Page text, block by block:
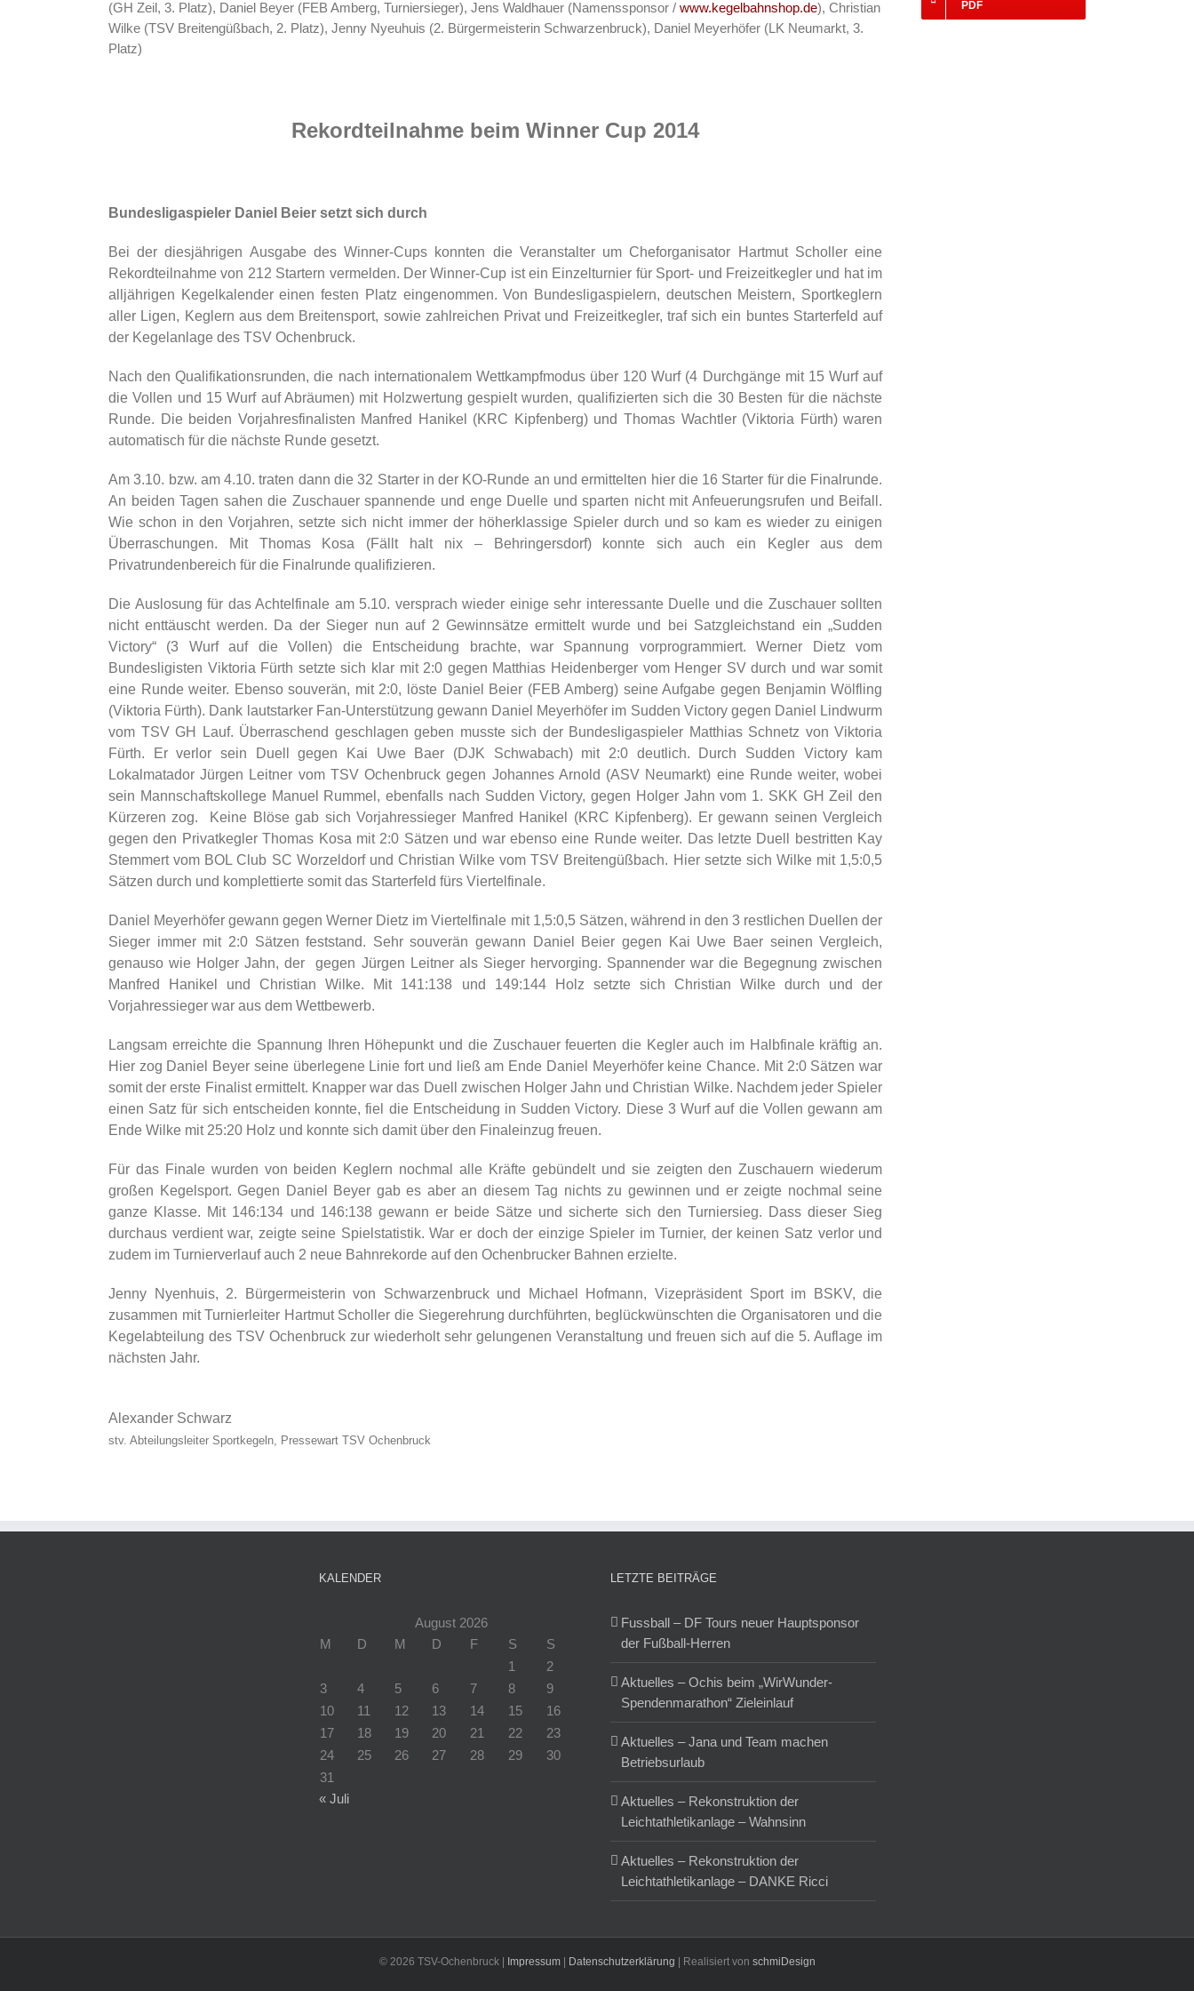
(GH Zeil, 3. Platz), Daniel Beyer (FEB Amberg, Turniersieger), Jens Waldhauer (Namenssponsor / www.kegelbahnshop.de), Christian
Wilke (TSV Breitengüßbach, 2. Platz), Jenny Nyeuhuis (2. Bürgermeisterin Schwarzenbruck), Daniel Meyerhöfer (LK Neumarkt, 3.
Platz)
Rekordteilnahme beim Winner Cup 2014
Bundesligaspieler Daniel Beier setzt sich durch
Bei der diesjährigen Ausgabe des Winner-Cups konnten die Veranstalter um Cheforganisator Hartmut Scholler eine
Rekordteilnahme von 212 Startern vermelden. Der Winner-Cup ist ein Einzelturnier für Sport- und Freizeitkegler und hat im
alljährigen Kegelkalender einen festen Platz eingenommen. Von Bundesligaspielern, deutschen Meistern, Sportkeglern
aller Ligen, Keglern aus dem Breitensport, sowie zahlreichen Privat und Freizeitkegler, traf sich ein buntes Starterfeld auf
der Kegelanlage des TSV Ochenbruck.
Nach den Qualifikationsrunden, die nach internationalem Wettkampfmodus über 120 Wurf (4 Durchgänge mit 15 Wurf auf
die Vollen und 15 Wurf auf Abräumen) mit Holzwertung gespielt wurden, qualifizierten sich die 30 Besten für die nächste
Runde. Die beiden Vorjahresfinalisten Manfred Hanikel (KRC Kipfenberg) und Thomas Wachtler (Viktoria Fürth) waren
automatisch für die nächste Runde gesetzt.
Am 3.10. bzw. am 4.10. traten dann die 32 Starter in der KO-Runde an und ermittelten hier die 16 Starter für die Finalrunde.
An beiden Tagen sahen die Zuschauer spannende und enge Duelle und sparten nicht mit Anfeuerungsrufen und Beifall.
Wie schon in den Vorjahren, setzte sich nicht immer der höherklassige Spieler durch und so kam es wieder zu einigen
Überraschungen. Mit Thomas Kosa (Fällt halt nix – Behringersdorf) konnte sich auch ein Kegler aus dem
Privatrundenbereich für die Finalrunde qualifizieren.
Die Auslosung für das Achtelfinale am 5.10. versprach wieder einige sehr interessante Duelle und die Zuschauer sollten
nicht enttäuscht werden. Da der Sieger nun auf 2 Gewinnsätze ermittelt wurde und bei Satzgleichstand ein „Sudden
Victory“ (3 Wurf auf die Vollen) die Entscheidung brachte, war Spannung vorprogrammiert. Werner Dietz vom
Bundesligisten Viktoria Fürth setzte sich klar mit 2:0 gegen Matthias Heidenberger vom Henger SV durch und war somit
eine Runde weiter. Ebenso souverän, mit 2:0, löste Daniel Beier (FEB Amberg) seine Aufgabe gegen Benjamin Wölfling
(Viktoria Fürth). Dank lautstarker Fan-Unterstützung gewann Daniel Meyerhöfer im Sudden Victory gegen Daniel Lindwurm
vom TSV GH Lauf. Überraschend geschlagen geben musste sich der Bundesligaspieler Matthias Schnetz von Viktoria
Fürth. Er verlor sein Duell gegen Kai Uwe Baer (DJK Schwabach) mit 2:0 deutlich. Durch Sudden Victory kam
Lokalmatador Jürgen Leitner vom TSV Ochenbruck gegen Johannes Arnold (ASV Neumarkt) eine Runde weiter, wobei
sein Mannschaftskollege Manuel Rummel, ebenfalls nach Sudden Victory, gegen Holger Jahn vom 1. SKK GH Zeil den
Kürzeren zog. Keine Blöse gab sich Vorjahressieger Manfred Hanikel (KRC Kipfenberg). Er gewann seinen Vergleich
gegen den Privatkegler Thomas Kosa mit 2:0 Sätzen und war ebenso eine Runde weiter. Das letzte Duell bestritten Kay
Stemmert vom BOL Club SC Worzeldorf und Christian Wilke vom TSV Breitengüßbach. Hier setzte sich Wilke mit 1,5:0,5
Sätzen durch und komplettierte somit das Starterfeld fürs Viertelfinale.
Daniel Meyerhöfer gewann gegen Werner Dietz im Viertelfinale mit 1,5:0,5 Sätzen, während in den 3 restlichen Duellen der
Sieger immer mit 2:0 Sätzen feststand. Sehr souverän gewann Daniel Beier gegen Kai Uwe Baer seinen Vergleich,
genauso wie Holger Jahn, der gegen Jürgen Leitner als Sieger hervorging. Spannender war die Begegnung zwischen
Manfred Hanikel und Christian Wilke. Mit 141:138 und 149:144 Holz setzte sich Christian Wilke durch und der
Vorjahressieger war aus dem Wettbewerb.
Langsam erreichte die Spannung Ihren Höhepunkt und die Zuschauer feuerten die Kegler auch im Halbfinale kräftig an.
Hier zog Daniel Beyer seine überlegene Linie fort und ließ am Ende Daniel Meyerhöfer keine Chance. Mit 2:0 Sätzen war
somit der erste Finalist ermittelt. Knapper war das Duell zwischen Holger Jahn und Christian Wilke. Nachdem jeder Spieler
einen Satz für sich entscheiden konnte, fiel die Entscheidung in Sudden Victory. Diese 3 Wurf auf die Vollen gewann am
Ende Wilke mit 25:20 Holz und konnte sich damit über den Finaleinzug freuen.
Für das Finale wurden von beiden Keglern nochmal alle Kräfte gebündelt und sie zeigten den Zuschauern wiederum
großen Kegelsport. Gegen Daniel Beyer gab es aber an diesem Tag nichts zu gewinnen und er zeigte nochmal seine
ganze Klasse. Mit 146:134 und 146:138 gewann er beide Sätze und sicherte sich den Turniersieg. Dass dieser Sieg
durchaus verdient war, zeigte seine Spielstatistik. War er doch der einzige Spieler im Turnier, der keinen Satz verlor und
zudem im Turnierverlauf auch 2 neue Bahnrekorde auf den Ochenbrucker Bahnen erzielte.
Jenny Nyenhuis, 2. Bürgermeisterin von Schwarzenbruck und Michael Hofmann, Vizepräsident Sport im BSKV, die
zusammen mit Turnierleiter Hartmut Scholler die Siegerehrung durchführten, beglückwünschten die Organisatoren und die
Kegelabteilung des TSV Ochenbruck zur wiederholt sehr gelungenen Veranstaltung und freuen sich auf die 5. Auflage im
nächsten Jahr.
Alexander Schwarz
stv. Abteilungsleiter Sportkegeln, Pressewart TSV Ochenbruck
PDF
KALENDER
August 2026
M
D M D F S
S
1
2
3
4 5 6 7 8
9
10
11 12 13 14 15
16
17
18 19 20 21 22
23
24
25 26 27 28 29
30
31
« Juli
LETZTE BEITRÄGE
Fussball – DF Tours neuer Hauptsponsor
der Fußball-Herren
Aktuelles – Ochis beim „WirWunder-
Spendenmarathon“ Zieleinlauf
Aktuelles – Jana und Team machen
Betriebsurlaub
Aktuelles – Rekonstruktion der
Leichtathletikanlage – Wahnsinn
Aktuelles – Rekonstruktion der
Leichtathletikanlage – DANKE Ricci
© 2026 TSV-Ochenbruck | Impressum| Datenschutzerklärung | Realisiert von schmiDesign